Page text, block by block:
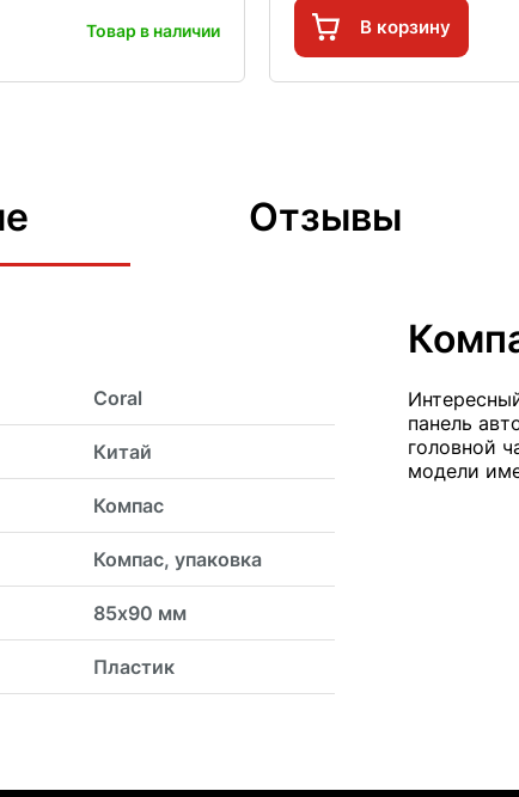
Товар в наличии В корзину
Отзывы
Coral
Китай
Компас
Компас, упаковка
85х90 мм
Пластик
панель
головной
модели